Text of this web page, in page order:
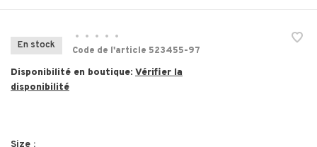
En stock
• • • •
•
Code de l'article 523455-97
Disponibilité en boutique: Vérifier la
disponibilité